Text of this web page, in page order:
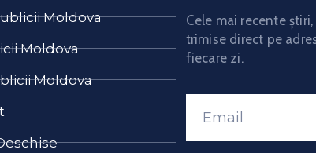
Moldova
Moldova
Moldova
Cele mai recente
trimise direct pe
fiecare zi.